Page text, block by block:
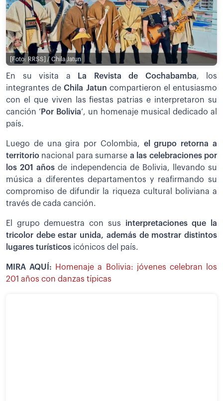
[Foto: RRSS] / Chila Jatun
En su visita a La Revista de Cochabamba, los
integrantes de Chila Jatun compartieron el entusiasmo
con el que viven las fiestas patrias e interpretaron su
canción ‘ Por Bolivia’, un homenaje musical dedicado al
país.
Luego de una gira por Colombia, el grupo retorna a
territorio nacional para sumarse a las celebraciones por
los 201 años de independencia de Bolivia, llevando su
música a diferentes departamentos y reafirmando su
compromiso de difundir la riqueza cultural boliviana a
través de cada canción.
El grupo demuestra con sus interpretaciones que la
tricolor debe estar unida, además de mostrar distintos
lugares turísticos icónicos del país.
MIRA AQUÍ:
Homenaje a Bolivia: jóvenes celebran los
201 años con danzas típicas